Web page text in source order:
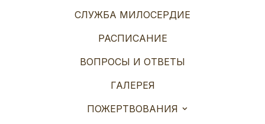
СЛУЖБА МИЛОСЕРДИЕ
РАСПИСАНИЕ
ВОПРОСЫ И ОТВЕТЫ
ГАЛЕРЕЯ
ПОЖЕРТВОВАНИЯ